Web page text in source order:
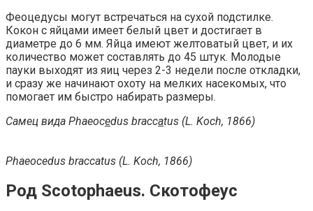
Феоцедусы могут встречаться на сухой подстилке.
Кокон с яйцами имеет белый цвет и достигает в
диаметре до 6 мм. Яйца имеют желтоватый цвет, и их
количество может составлять до 45 штук. Молодые
пауки выходят из яиц через 2-3 недели после откладки,
и сразу же начинают охоту на мелких насекомых, что
помогает им быстро набирать размеры.
Самец вида Phaeocedus braccatus (L. Koch, 1866)
Phaeocedus braccatus (L. Koch, 1866)
Род Scotophaeus. Скотофеус